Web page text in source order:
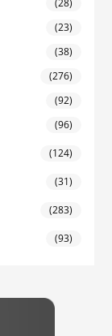
(28)
(23)
(38)
(276)
(92)
(96)
(124)
(31)
(283)
(93)